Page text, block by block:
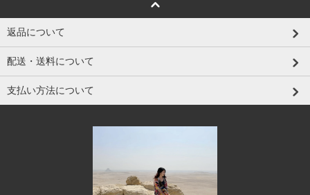
返品について
配送・送料について
支払い方法について